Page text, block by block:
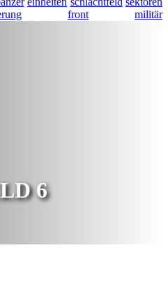
front militär
6